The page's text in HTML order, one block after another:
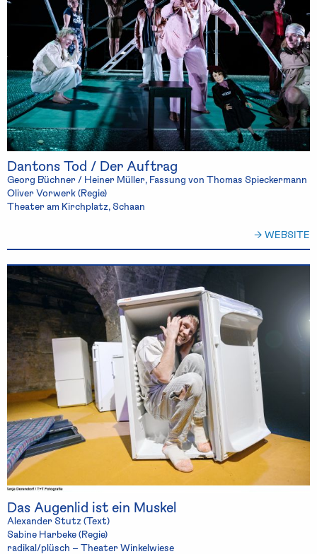
Dantons Tod / Der Auftrag
Georg Büchner / Heiner Müller, Fassung von Thomas Spieckermann
Oliver Vorwerk (Regie)
Theater am Kirchplatz, Schaan
→ WEBSITE
Das Augenlid ist ein Muskel
Alexander Stutz (Text)
Sabine Harbeke (Regie)
radikal/plüsch – Theater Winkelwiese